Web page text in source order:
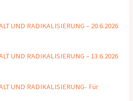
UND RADIKALISIERUNG – 20.6.2026
UND RADIKALISIERUNG – 13.6.2026
UND RADIKALISIERUNG- Für